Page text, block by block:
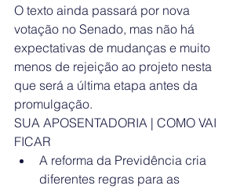
O texto ainda passará por nova
votação no Senado, mas não há
expectativas de mudanças e muito
menos de rejeição ao projeto nesta
que será a última etapa antes da
promulgação.
SUA APOSENTADORIA | COMO VAI
FICAR
A reforma da Previdência cria
diferentes regras para as